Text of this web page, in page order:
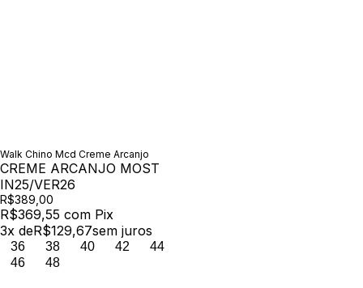
Walk Chino Mcd Creme Arcanjo
CREME ARCANJO MOST
IN25/VER26
R$389,00
R$369,55 com Pix
3x deR$129,67sem juros
36 38 40 42
44
46
48